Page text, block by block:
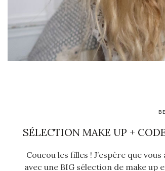
SÉLECTION MAKE UP +
Coucou les filles ! J’espère que
avec une BIG sélection de make